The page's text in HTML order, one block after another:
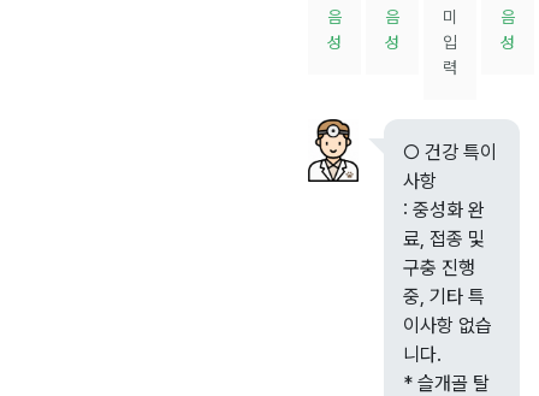
음
성
음
성
미
입
력
음
성
○ 건강 특이
사항
: 중성화 완
료, 접종 및
구충 진행
중, 기타 특
이사항 없습
니다.
* 슬개골 탈